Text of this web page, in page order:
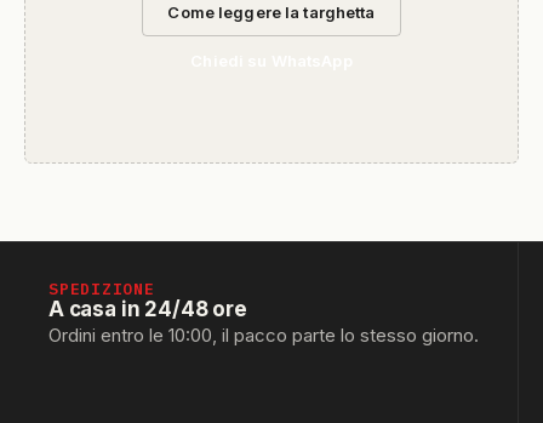
Come leggere la targhetta
SPEDIZIONE
A casa in 24/48 ore
Ordini entro le 10:00, il pacco parte lo stesso giorno.